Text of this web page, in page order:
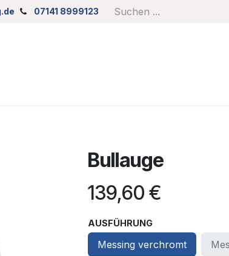
07141 8999123
Bullauge
139,60 €
AUSFÜHRUNG
Messing verchromt